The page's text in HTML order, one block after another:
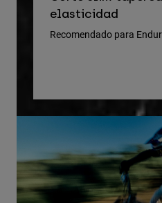
elasticidad
Recomendado para